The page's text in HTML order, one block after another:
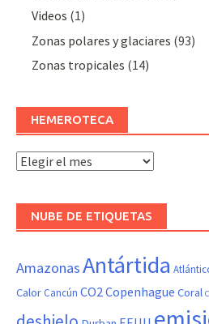
Videos (1)
Zonas polares y glaciares (93)
Zonas tropicales (14)
HEMEROTECA
Hemeroteca
NUBE DE ETIQUETAS
AmazonasAntártida
Calor Cancún CO2Copenhague Coral